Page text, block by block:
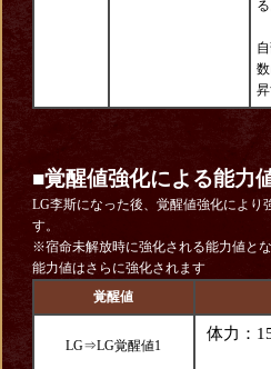
る
昇
■覚醒値強化による能力
LG李斯になった後、覚醒値強化により
す。
※宿命未解放時に強化される能力値と
能力値はさらに強化されます
覚醒値
LG⇒LG覚醒値1
体力：